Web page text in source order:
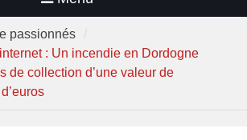
passionnés
: Un incendie en Dordogne
de collection d’une valeur de